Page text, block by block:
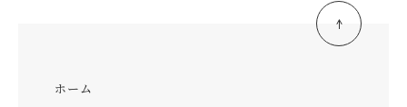
ホーム